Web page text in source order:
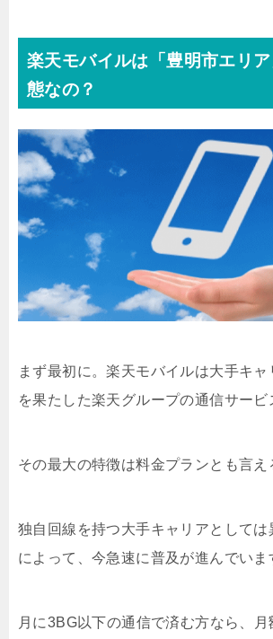
楽天モバイルは「豊明市エリ
態なの？
まず最初に。楽天モバイルは大手キャ
を果たした楽天グループの通信サービ
その最大の特徴は料金プランとも言え
独自回線を持つ大手キャリアとしては
によって、今急速に普及が進んでいま
月に3BG以下の通信で済む方なら、